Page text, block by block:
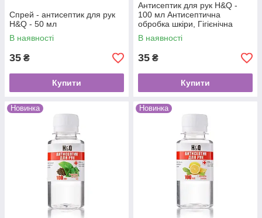
Спрей - антисептик для рук
H&Q - 50 мл
В наявності
35 ₴
Купити
Антисептик для рук H&Q -
100 мл Антисептична
обробка шкіри, Гігієнічна
дезінфекція рук і шкіри, Руки,
Диня
В наявності
35 ₴
Купити
Новинка Новинка